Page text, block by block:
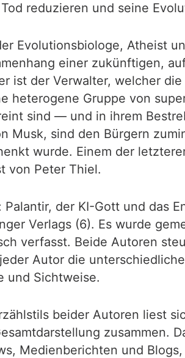
reduzieren und seine
Evolutionsbiologe, Atheist
einer zukünftigen,
ist der Verwalter, welcher
heterogene Gruppe von
sind — und in ihrem
Musk, sind den Bürgern
wurde. Einem der
von Peter Thiel.
Palantir, der KI-Gott und das
Verlags (6). Es wurde
verfasst. Beide Autoren
Autor die
und Sichtweise.
beider Autoren liest
zusammen.
Medienberichten und